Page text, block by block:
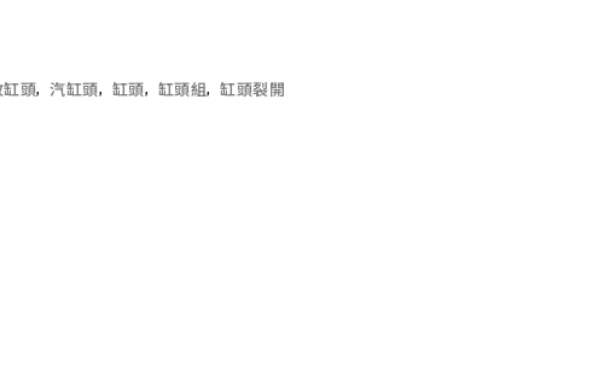
缸頭, 汽缸頭, 缸頭, 缸頭組, 缸頭裂開